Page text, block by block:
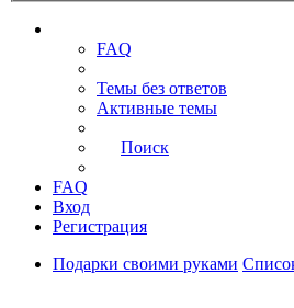
FAQ
Темы без ответов
Активные темы
Поиск
FAQ
Вход
Регистрация
Подарки своими руками